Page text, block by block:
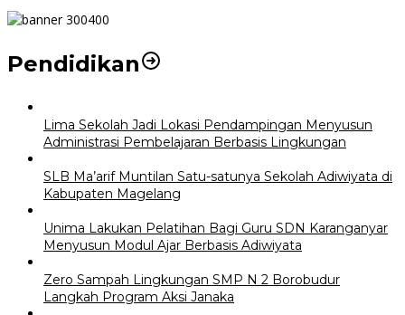
Pendidikan
Lima Sekolah Jadi Lokasi Pendampingan Menyusun
Administrasi Pembelajaran Berbasis Lingkungan
SLB Ma’arif Muntilan Satu-satunya Sekolah Adiwiyata di
Kabupaten Magelang
Unima Lakukan Pelatihan Bagi Guru SDN Karanganyar
Menyusun Modul Ajar Berbasis Adiwiyata
Zero Sampah Lingkungan SMP N 2 Borobudur
Langkah Program Aksi Janaka